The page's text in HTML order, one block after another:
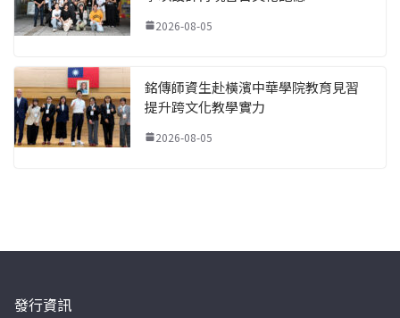
2026-08-05
銘傳師資生赴橫濱中華學院教育見習
提升跨文化教學實力
2026-08-05
發行資訊